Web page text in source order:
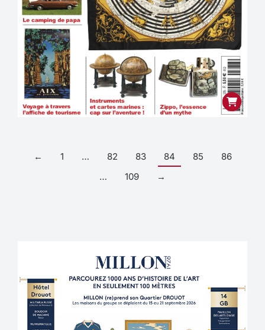
← 1 … 82 83 84 85
86
…
109 →